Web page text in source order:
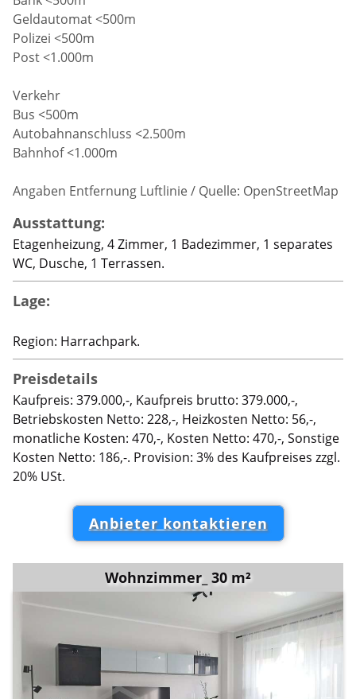
Geldautomat <500m
Polizei <500m
Post <1.000m
Verkehr
Bus <500m
Autobahnanschluss <2.500m
Bahnhof <1.000m
Angaben Entfernung Luftlinie / Quelle: OpenStreetMap
Ausstattung:
Etagenheizung, 4 Zimmer, 1 Badezimmer, 1 separates
WC, Dusche, 1 Terrassen.
Lage:
Region: Harrachpark.
Preisdetails
Kaufpreis: 379.000,-, Kaufpreis brutto: 379.000,-,
Betriebskosten Netto: 228,-, Heizkosten Netto: 56,-,
monatliche Kosten: 470,-, Kosten Netto: 470,-, Sonstige
Kosten Netto: 186,-. Provision: 3% des Kaufpreises zzgl.
20% USt.
Anbieter kontaktieren
Wohnzimmer_ 30 m²